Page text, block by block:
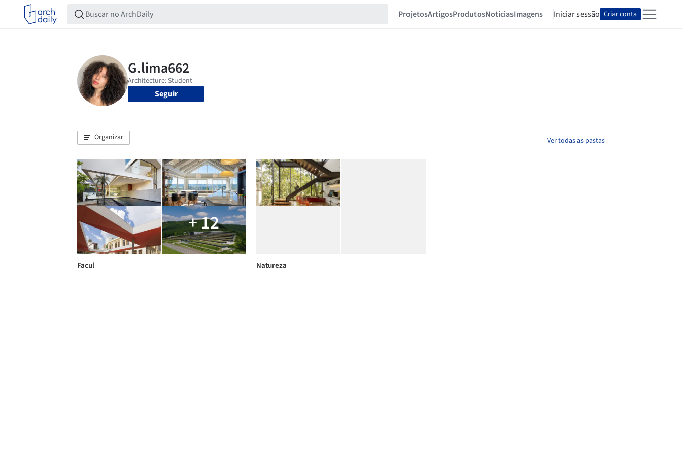
ProjetosArtigosProdutosNotíciasImagens Iniciar sessão Criar conta
Seguir
Organizar Ver todas as pastas
+ 12
Facul Natureza